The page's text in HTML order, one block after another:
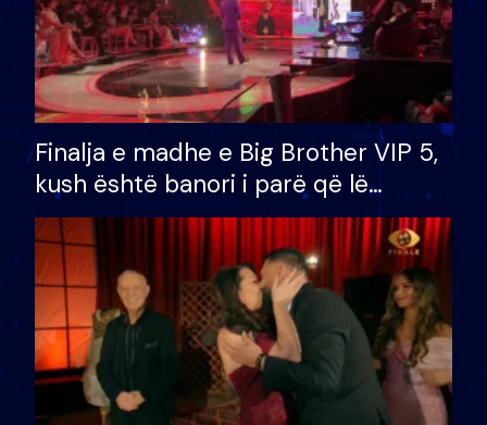
Finalja e madhe e Big Brother VIP 5,
kush është banori i parë që lë
shtëpinë dhe humb mundësinë për
të fituar çmimin e madh